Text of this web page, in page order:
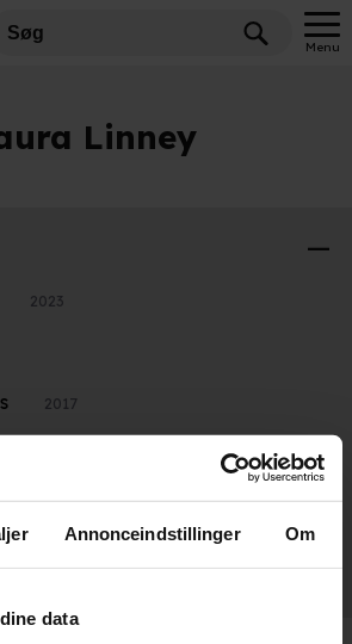
Annonceindstillinger Om
data
Menu
Linney
2023
2017
Turtles: Out of the Shadows
2013 2013
2007
Whale 2006
Rose 2005
2003
(1998) 1969